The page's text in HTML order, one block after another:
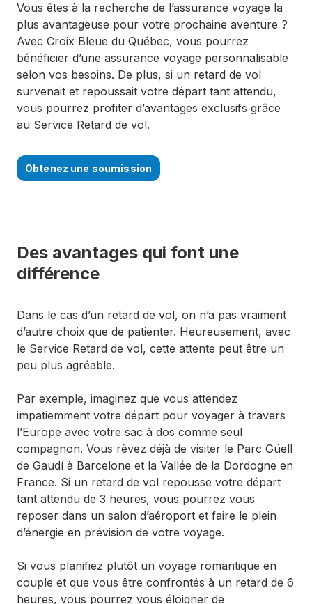
Vous êtes à la recherche de l’assurance voyage la
plus avantageuse pour votre prochaine aventure ?
Avec Croix Bleue du Québec, vous pourrez
bénéficier d’une assurance voyage personnalisable
selon vos besoins. De plus, si un retard de vol
survenait et repoussait votre départ tant attendu,
vous pourrez profiter d’avantages exclusifs grâce
au Service Retard de vol.
Obtenez une soumission
Des avantages qui font une
différence
Dans le cas d’un retard de vol, on n’a pas vraiment
d’autre choix que de patienter. Heureusement, avec
le Service Retard de vol, cette attente peut être un
peu plus agréable.
Par exemple, imaginez que vous attendez
impatiemment votre départ pour voyager à travers
l’Europe avec votre sac à dos comme seul
compagnon. Vous rêvez déjà de visiter le Parc Güell
de Gaudí à Barcelone et la Vallée de la Dordogne en
France. Si un retard de vol repousse votre départ
tant attendu de 3 heures, vous pourrez vous
reposer dans un salon d’aéroport et faire le plein
d’énergie en prévision de votre voyage.
Si vous planifiez plutôt un voyage romantique en
couple et que vous être confrontés à un retard de 6
heures, vous pourrez vous éloigner de